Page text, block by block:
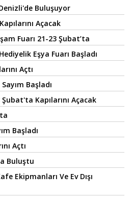
Buluşuyor
Açacak
Fuarı 21-23 Şubat’ta
Eşya Fuarı Başladı
Açtı
Başladı
Kapılarını Açacak
Başladı
Açtı
Buluştu
Ekipmanları Ve Ev Dışı